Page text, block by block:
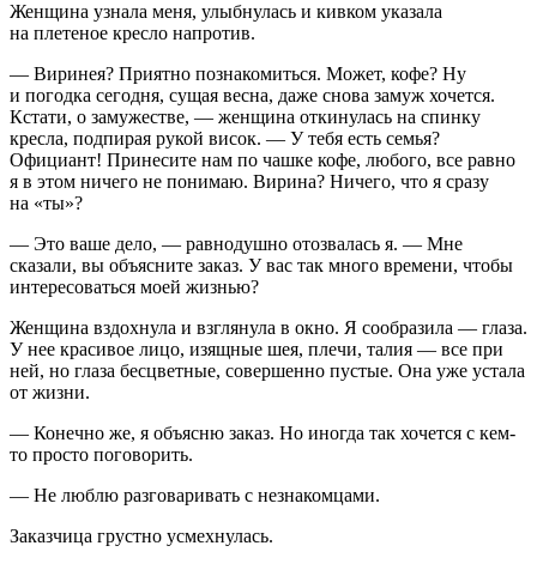
Женщина узнала меня, улыбнулась и кивком указала
на плетеное кресло напротив.
— Виринея? Приятно познакомиться. Может, кофе? Ну
и погодка сегодня, сущая весна, даже снова замуж хочется.
Кстати, о замужестве, — женщина откинулась на спинку
кресла, подпирая рукой висок. — У тебя есть семья?
Официант! Принесите нам по чашке кофе, любого, все равно
я в этом ничего не понимаю. Вирина? Ничего, что я сразу
на «ты»?
— Это ваше дело, — равнодушно отозвалась я. — Мне
сказали, вы объясните заказ. У вас так много времени, чтобы
интересоваться моей жизнью?
Женщина вздохнула и взглянула в окно. Я сообразила — глаза.
У нее красивое лицо, изящные шея, плечи, талия — все при
ней, но глаза бесцветные, совершенно пустые. Она уже устала
от жизни.
— Конечно же, я объясню заказ. Но иногда так хочется с кем-
то просто поговорить.
— Не люблю разговаривать с незнакомцами.
Заказчица грустно усмехнулась.